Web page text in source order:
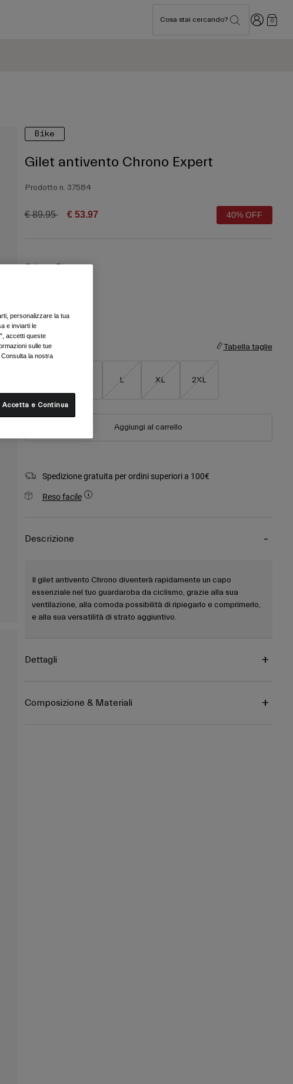
Cosa stai cercando? Accedi
0
Bike
Gilet antivento Chrono Expert
Prodotto n. 37584
Price reduced from
€ 89.95to € 53.97 40% OFF
Colore -Bianco
Taglia Tabella taglie
L XL 2XL
Aggiungi al carrello
Spedizione gratuita per ordini superiori a 100€
Reso facile
Descrizione
Il gilet antivento Chrono diventerà rapidamente un capo
essenziale nel tuo guardaroba da ciclismo, grazie alla sua
ventilazione, alla comoda possibilità di ripiegarlo e comprimerlo,
e alla sua versatilità di strato aggiuntivo.
Dettagli
Composizione & Materiali
personalizzare la tua
e inviarti le
accetti queste
sulle tue
la nostra
Accetta e Continua